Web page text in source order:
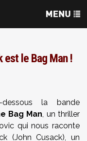
est le Bag Man !
dessous la bande
Bag Man, un thriller
qui nous raconte
(John Cusack), un